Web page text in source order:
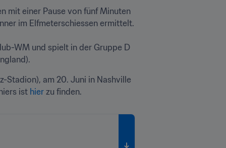
mit einer Pause von fünf Minuten
im Elfmeterschiessen ermittelt.
WM und spielt in der Gruppe D
Stadion), am 20. Juni in Nashville
ist hier zu finden.